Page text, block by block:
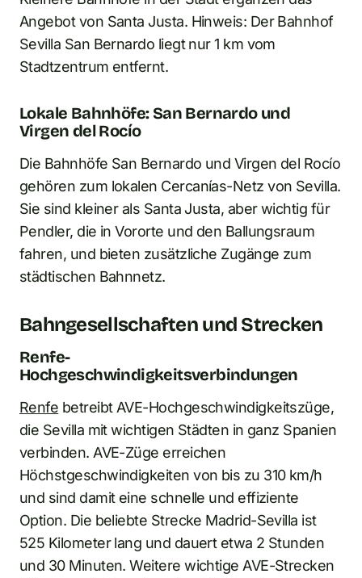
Angebot von Santa Justa. Hinweis: Der Bahnhof
Sevilla San Bernardo liegt nur 1 km vom
Stadtzentrum entfernt.
Lokale Bahnhöfe: San Bernardo und
Virgen del Rocío
Die Bahnhöfe San Bernardo und Virgen del Rocío
gehören zum lokalen Cercanías-Netz von Sevilla.
Sie sind kleiner als Santa Justa, aber wichtig für
Pendler, die in Vororte und den Ballungsraum
fahren, und bieten zusätzliche Zugänge zum
städtischen Bahnnetz.
Bahngesellschaften und Strecken
Renfe-
Hochgeschwindigkeitsverbindungen
Renfe betreibt AVE-Hochgeschwindigkeitszüge,
die Sevilla mit wichtigen Städten in ganz Spanien
verbinden. AVE-Züge erreichen
Höchstgeschwindigkeiten von bis zu 310 km/h
und sind damit eine schnelle und effiziente
Option. Die beliebte Strecke Madrid-Sevilla ist
525 Kilometer lang und dauert etwa 2 Stunden
und 30 Minuten. Weitere wichtige AVE-Strecken